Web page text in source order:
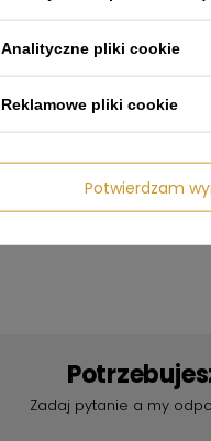
Zadaj pytanie a my
Analityczne pliki cookie
Reklamowe pliki cookie
Potwierdzam